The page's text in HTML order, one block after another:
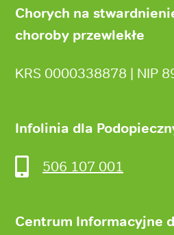
Chorych na
choroby przewlekłe
KRS 0000338878 | NIP
Infolinia dla
506 107 001
Centrum Informacyjne